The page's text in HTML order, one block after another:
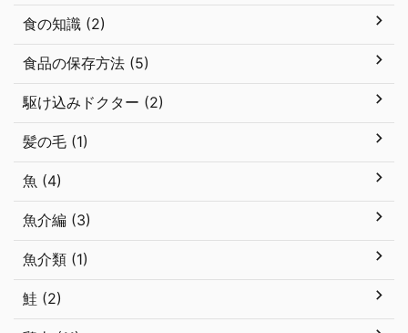
食の知識 (2)
食品の保存方法 (5)
駆け込みドクター (2)
髪の毛 (1)
魚 (4)
魚介編 (3)
魚介類 (1)
鮭 (2)